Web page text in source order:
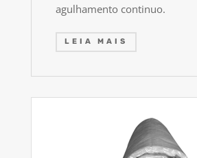
agulhamento continuo.
LEIA MAIS